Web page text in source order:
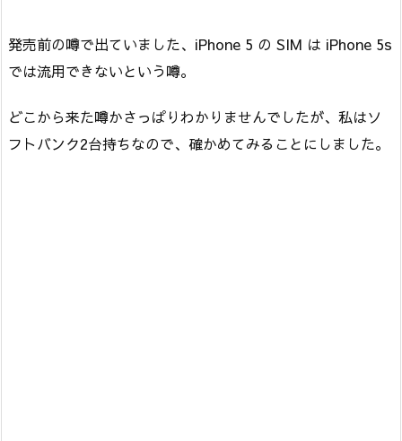
発売前の噂で出ていました、iPhone 5 の SIM は iPhone 5s
では流用できないという噂。
どこから来た噂かさっぱりわかりませんでしたが、私はソ
フトバンク2台持ちなので、確かめてみることにしました。